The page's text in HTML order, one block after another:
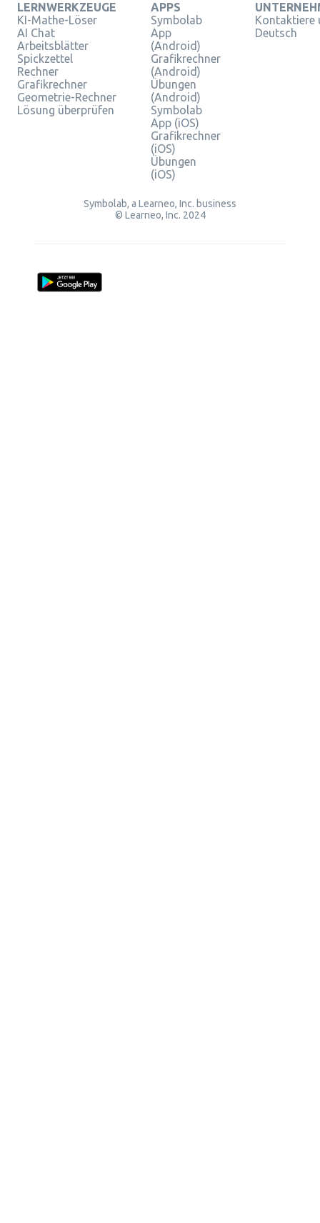
LERNWERKZEUGE
KI-Mathe-Löser
AI Chat
Arbeitsblätter
Spickzettel
Rechner
Grafikrechner
Geometrie-Rechner
Lösung überprüfen
APPS
Symbolab
App
(Android)
Grafikrechner
(Android)
Übungen
(Android)
Symbolab
App (iOS)
Grafikrechner
(iOS)
Übungen
(iOS)
Kontaktiere
Deutsch
Symbolab, a Learneo, Inc. business
© Learneo, Inc. 2024